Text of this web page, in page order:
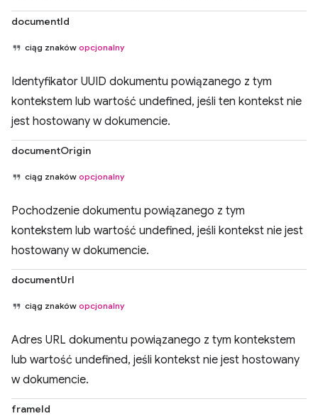
documentId
ciąg znaków opcjonalny
Identyfikator UUID dokumentu powiązanego z tym
kontekstem lub wartość undefined, jeśli ten kontekst nie
jest hostowany w dokumencie.
documentOrigin
ciąg znaków opcjonalny
Pochodzenie dokumentu powiązanego z tym
kontekstem lub wartość undefined, jeśli kontekst nie jest
hostowany w dokumencie.
documentUrl
ciąg znaków opcjonalny
Adres URL dokumentu powiązanego z tym kontekstem
lub wartość undefined, jeśli kontekst nie jest hostowany
w dokumencie.
frameId